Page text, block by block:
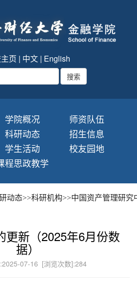
页 | 中文 | English
学院概况
师资队伍
科研动态
招生信息
学生活动
校友园地
程思政教学
动态>>科研机构>>中国资产管理研究
更新（2025年6月份数
据）
07-16 [浏览次数]:284